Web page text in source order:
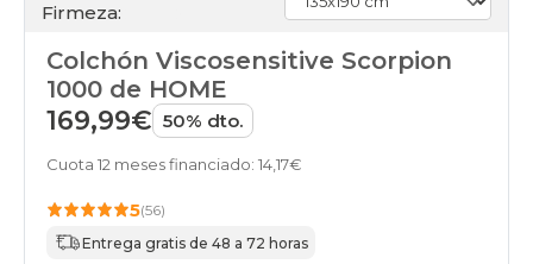
90x210cm-
colchones
colchones
105x190cm
Firmeza:
Colchón Viscosensitive Scorpion
1000 de HOME
169,99€ 50% dto.
Cuota 12 meses financiado: 14,17€
5(56)
Entrega gratis de 48 a 72 horas